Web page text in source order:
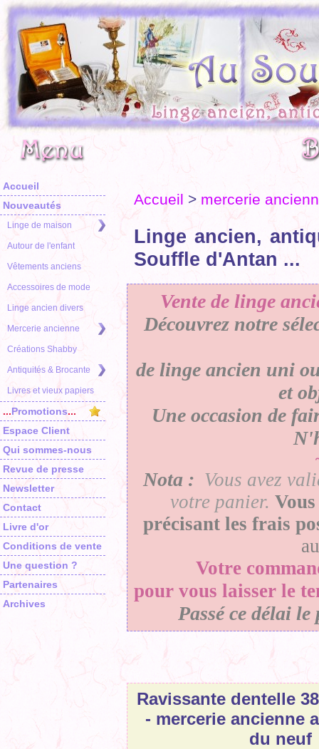
Accueil
Nouveautés
Linge de maison
Autour de l'enfant
Vêtements anciens
Accessoires de mode
Linge ancien divers
Mercerie ancienne
Créations Shabby
Antiquités & Brocante
Livres et vieux papiers
...Promotions...
Espace Client
Qui sommes-nous
Revue de presse
Newsletter
Contact
Livre d'or
Conditions de vente
Une question ?
Partenaires
Archives
Accueil > mercerie
Linge ancien,
Souffle d'Antan ...
Vente de linge
Découvrez notre
de linge ancien uni
et
Une occasion de
Nota : Vous avez
votre panier.
précisant les frais
Votre
pour vous laisser le
Passé ce délai
Ravissante dentelle
- mercerie ancienne
du neuf